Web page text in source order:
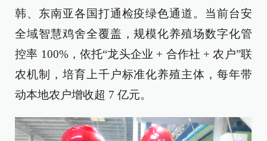
韩、东南亚各国打通检疫绿色通道。当前台安
全域智慧鸡舍全覆盖，规模化养殖场数字化管
控率 100%，依托“龙头企业 + 合作社 + 农户”联
农机制，培育上千户标准化养殖主体，每年带
动本地农户增收超 7 亿元。